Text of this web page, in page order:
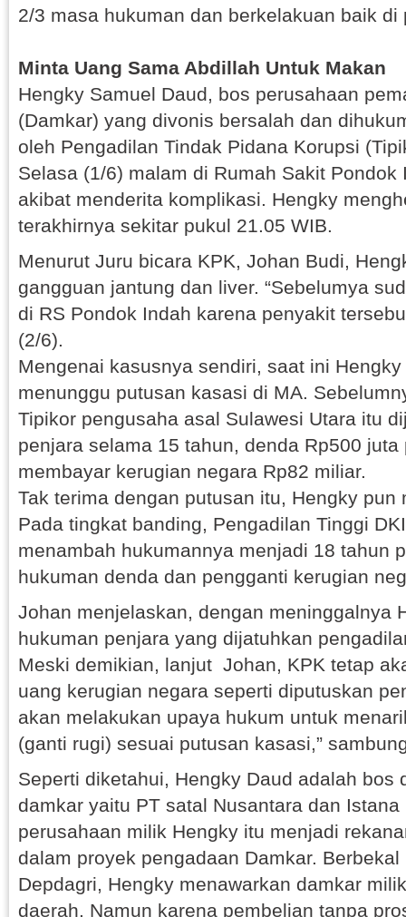
2/3 masa hukuman dan berkelakuan baik di
Minta Uang Sama Abdillah Untuk Makan
Hengky Samuel Daud, bos perusahaan
(Damkar) yang divonis bersalah dan
oleh Pengadilan Tindak Pidana Korupsi
Selasa (1/6) malam di Rumah Sakit Pondok
akibat menderita komplikasi. Hengky
terakhirnya sekitar pukul 21.05 WIB.
Menurut Juru bicara KPK, Johan Budi,
gangguan jantung dan liver. “Sebelumya
di RS Pondok Indah karena penyakit
(2/6).
Mengenai kasusnya sendiri, saat ini
menunggu putusan kasasi di MA.
Tipikor pengusaha asal Sulawesi Utara itu
penjara selama 15 tahun, denda Rp500
membayar kerugian negara Rp82 miliar.
Tak terima dengan putusan itu, Hengky pun
Pada tingkat banding, Pengadilan Tinggi
menambah hukumannya menjadi 18 tahun
hukuman denda dan pengganti kerugian
Johan menjelaskan, dengan meninggalnya
hukuman penjara yang dijatuhkan
Meski demikian, lanjut Johan, KPK tetap
uang kerugian negara seperti diputuskan
akan melakukan upaya hukum untuk
(ganti rugi) sesuai putusan kasasi,”
Seperti diketahui, Hengky Daud adalah bos
damkar yaitu PT satal Nusantara dan
perusahaan milik Hengky itu menjadi
dalam proyek pengadaan Damkar.
Depdagri, Hengky menawarkan damkar
daerah. Namun karena pembelian tanpa